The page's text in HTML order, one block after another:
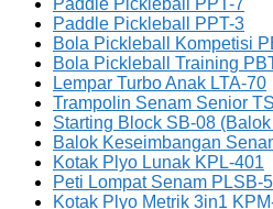
Paddle Pickleball PPT-7
Paddle Pickleball PPT-3
Bola Pickleball Kompetisi
Bola Pickleball Training
Lempar Turbo Anak LTA-70
Trampolin Senam Senior
Starting Block SB-08
Balok Keseimbangan
Kotak Plyo Lunak KPL-401
Peti Lompat Senam PLSB-5
Kotak Plyo Metrik 3in1